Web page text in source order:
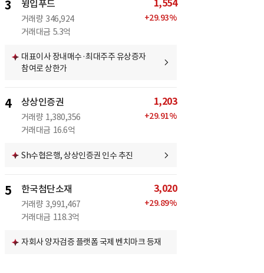
3 윙입푸드
거래량 346,924
거래대금 5.3억
1,554
+29.93%
대표이사 장내매수·최대주주 유상증자
참여로 상한가
4 상상인증권
거래량 1,380,356
거래대금 16.6억
1,203
+29.91%
Sh수협은행, 상상인증권 인수 추진
5 한국첨단소재
거래량 3,991,467
거래대금 118.3억
3,020
+29.89%
자회사 양자검증 플랫폼 국제 벤치마크 등재